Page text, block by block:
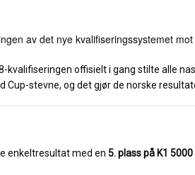
av det nye kvalifiseringssystemet
kvalifiseringen offisielt i gang stilte alle
stevne, og det gjør de norske
enkeltresultat med en5. plass på K1